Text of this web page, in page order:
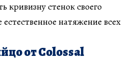
кривизну стенок своего
натяжение всех
от Colossal